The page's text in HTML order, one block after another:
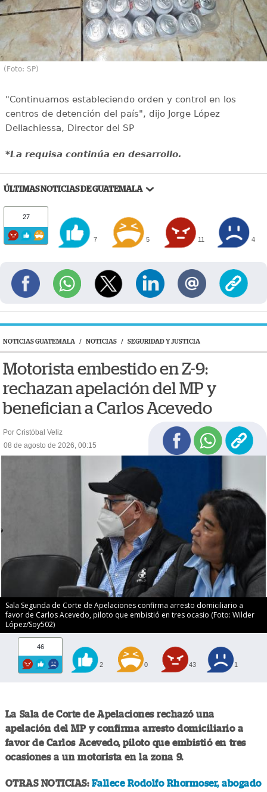
(Foto: SP)
"Continuamos estableciendo orden y control en los
centros de detención del país", dijo Jorge López
Dellachiessa, Director del SP
*La requisa continúa en desarrollo.
ÚLTIMAS NOTICIAS DE GUATEMALA
27
7 5 11 4
NOTICIAS GUATEMALA / NOTICIAS / SEGURIDAD Y JUSTICIA
Motorista embestido en Z-9:
rechazan apelación del MP y
benefician a Carlos Acevedo
Por Cristóbal Veliz
08 de agosto de 2026, 00:15
Sala Segunda de Corte de Apelaciones confirma arresto domiciliario a
favor de Carlos Acevedo, piloto que embistió en tres ocasio (Foto: Wilder
López/Soy502)
46
2 0 43 1
La Sala de Corte de Apelaciones rechazó una
apelación del MP y confirma arresto domiciliario a
favor de Carlos Acevedo, piloto que embistió en tres
ocasiones a un motorista en la zona 9.
OTRAS NOTICIAS: Fallece Rodolfo Rhormoser, abogado